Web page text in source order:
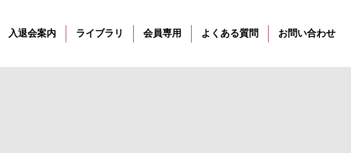
入退会案内 ライブラリ 会員専用 よくある質問 お問い合わせ